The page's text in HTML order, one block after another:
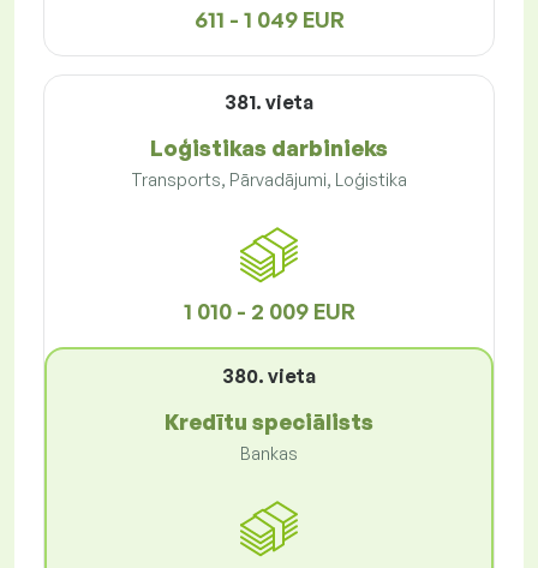
611 - 1 049 EUR
381. vieta
Loģistikas darbinieks
Transports, Pārvadājumi, Loģistika
1 010 - 2 009 EUR
380. vieta
Kredītu speciālists
Bankas